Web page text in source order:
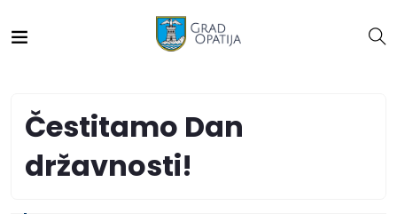
Čestitamo Dan
državnosti!